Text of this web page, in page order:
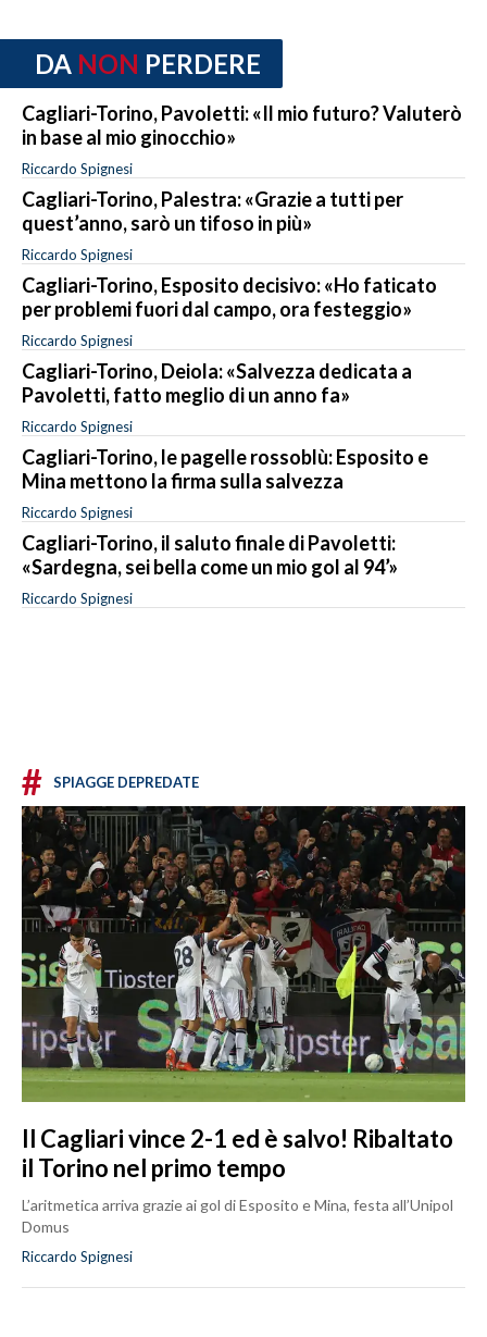
DA NON PERDERE
Cagliari-Torino, Pavoletti: «Il mio futuro? Valuterò
in base al mio ginocchio»
Riccardo Spignesi
Cagliari-Torino, Palestra: «Grazie a tutti per
quest’anno, sarò un tifoso in più»
Riccardo Spignesi
Cagliari-Torino, Esposito decisivo: «Ho faticato
per problemi fuori dal campo, ora festeggio»
Riccardo Spignesi
Cagliari-Torino, Deiola: «Salvezza dedicata a
Pavoletti, fatto meglio di un anno fa»
Riccardo Spignesi
Cagliari-Torino, le pagelle rossoblù: Esposito e
Mina mettono la firma sulla salvezza
Riccardo Spignesi
Cagliari-Torino, il saluto finale di Pavoletti:
«Sardegna, sei bella come un mio gol al 94’»
Riccardo Spignesi
# SPIAGGE DEPREDATE
Il Cagliari vince 2-1 ed è salvo! Ribaltato
il Torino nel primo tempo
L’aritmetica arriva grazie ai gol di Esposito e Mina, festa all’Unipol
Domus
Riccardo Spignesi